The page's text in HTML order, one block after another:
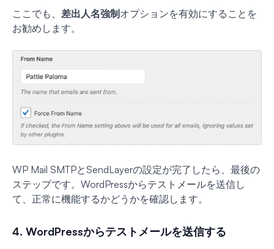
ここでも、 差出人名強制 オプションを有効にすることを
お勧めします。
WP Mail SMTPとSendLayerの設定が完了したら、最後の
ステップです。WordPressからテストメールを送信し
て、正常に機能するかどうかを確認します。
4. WordPressからテストメールを送信する